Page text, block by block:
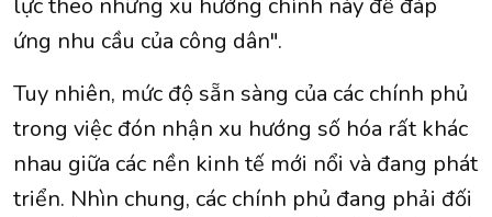
ứng nhu cầu của công dân".
Tuy nhiên, mức độ sẵn sàng của các chính phủ
trong việc đón nhận xu hướng số hóa rất khác
nhau giữa các nền kinh tế mới nổi và đang phát
triển. Nhìn chung, các chính phủ đang phải đối